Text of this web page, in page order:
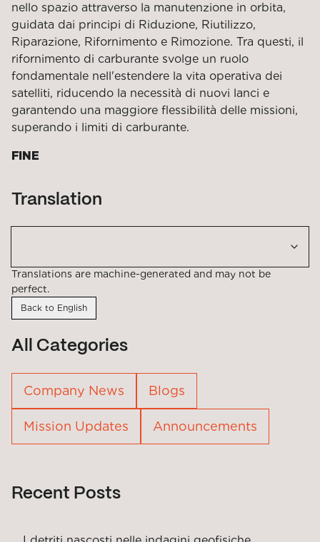
nello spazio attraverso la manutenzione in orbita,
guidata dai principi di Riduzione, Riutilizzo,
Riparazione, Rifornimento e Rimozione. Tra questi, il
rifornimento di carburante svolge un ruolo
fondamentale nell'estendere la vita operativa dei
satelliti, riducendo la necessità di nuovi lanci e
garantendo una maggiore flessibilità delle missioni,
superando i limiti di carburante.
FINE
Translation
Translations are machine-generated and may not be
perfect.
Back to English
All Categories
Company News Blogs
Mission Updates Announcements
Recent Posts